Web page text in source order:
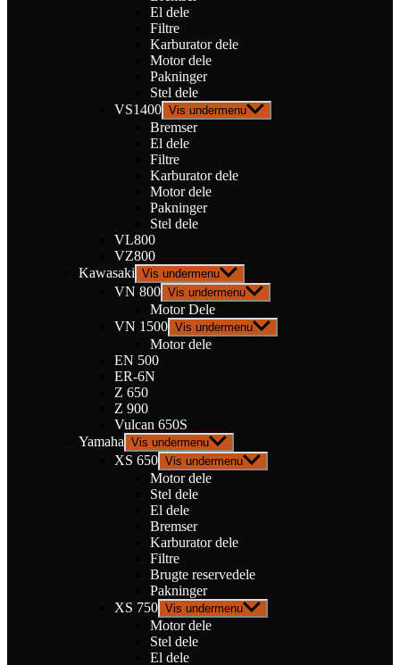
El dele
Filtre
Karburator dele
Motor dele
Pakninger
Stel dele
VS1400 Vis undermenu
Bremser
El dele
Filtre
Karburator dele
Motor dele
Pakninger
Stel dele
VL800
VZ800
Kawasaki Vis undermenu
VN 800 Vis undermenu
Motor Dele
VN 1500 Vis undermenu
Motor dele
EN 500
ER-6N
Z 650
Z 900
Vulcan 650S
Yamaha Vis undermenu
XS 650 Vis undermenu
Motor dele
Stel dele
El dele
Bremser
Karburator dele
Filtre
Brugte reservedele
Pakninger
XS 750 Vis undermenu
Motor dele
Stel dele
El dele